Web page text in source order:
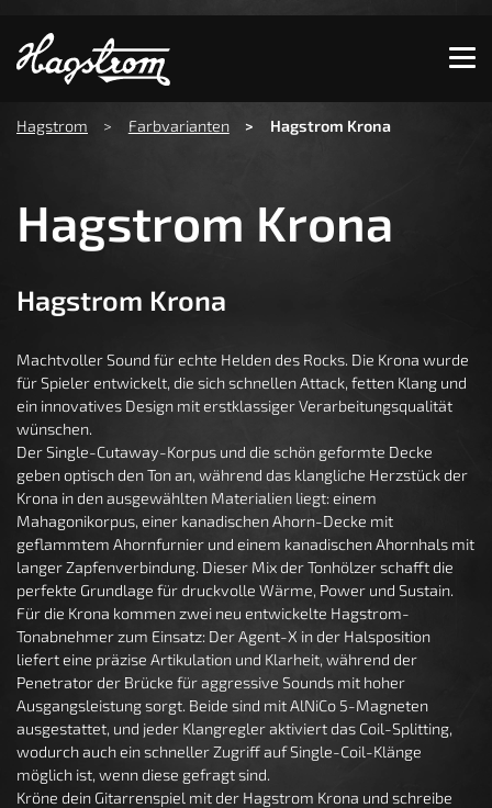
Zeige besser passende Version dieser Seite
Diese Meldung nicht mehr anzeigen
Hagstrom Farbvarianten Hagstrom Krona
Hagstrom Krona
Hagstrom Krona
Machtvoller Sound für echte Helden des Rocks. Die Krona wurde
für Spieler entwickelt, die sich schnellen Attack, fetten Klang und
ein innovatives Design mit erstklassiger Verarbeitungsqualität
wünschen.
Der Single-Cutaway-Korpus und die schön geformte Decke
geben optisch den Ton an, während das klangliche Herzstück der
Krona in den ausgewählten Materialien liegt: einem
Mahagonikorpus, einer kanadischen Ahorn-Decke mit
geflammtem Ahornfurnier und einem kanadischen Ahornhals mit
langer Zapfenverbindung. Dieser Mix der Tonhölzer schafft die
perfekte Grundlage für druckvolle Wärme, Power und Sustain.
Für die Krona kommen zwei neu entwickelte Hagstrom-
Tonabnehmer zum Einsatz: Der Agent-X in der Halsposition
liefert eine präzise Artikulation und Klarheit, während der
Penetrator der Brücke für aggressive Sounds mit hoher
Ausgangsleistung sorgt. Beide sind mit AlNiCo 5-Magneten
ausgestattet, und jeder Klangregler aktiviert das Coil-Splitting,
wodurch auch ein schneller Zugriff auf Single-Coil-Klänge
möglich ist, wenn diese gefragt sind.
Kröne dein Gitarrenspiel mit der Hagstrom Krona und schreibe